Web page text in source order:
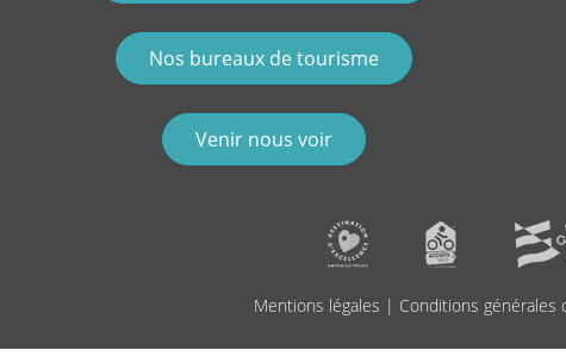
Nos bureaux de tourisme
Venir nous voir
Mentions légales | Conditions générales